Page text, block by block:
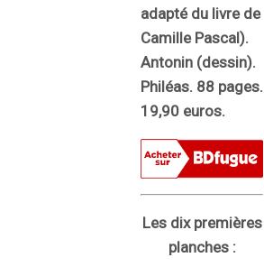
adapté du livre de
Camille Pascal).
Antonin (dessin).
Philéas. 88 pages.
19,90 euros.
Les dix premières
planches :